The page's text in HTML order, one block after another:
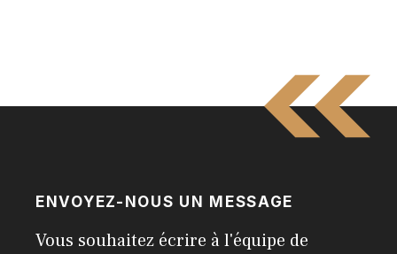
ENVOYEZ-NOUS UN MESSAGE
Vous souhaitez écrire à l'équipe de